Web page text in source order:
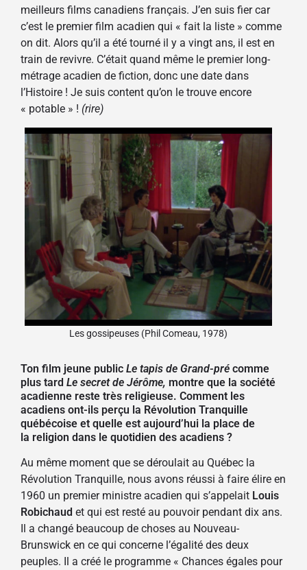
meilleurs films canadiens français. J’en suis fier car
c’est le premier film acadien qui « fait la liste » comme
on dit. Alors qu’il a été tourné il y a vingt ans, il est en
train de revivre. C’était quand même le premier long-
métrage acadien de fiction, donc une date dans
l’Histoire ! Je suis content qu’on le trouve encore
« potable » ! (rire)
Les gossipeuses (Phil Comeau, 1978)
Ton film jeune public Le tapis de Grand-pré comme
plus tard Le secret de Jérôme, montre que la société
acadienne reste très religieuse. Comment les
acadiens ont-ils perçu la Révolution Tranquille
québécoise et quelle est aujourd’hui la place de
la religion dans le quotidien des acadiens ?
Au même moment que se déroulait au Québec la
Révolution Tranquille, nous avons réussi à faire élire en
1960 un premier ministre acadien qui s’appelait Louis
Robichaud et qui est resté au pouvoir pendant dix ans.
Il a changé beaucoup de choses au Nouveau-
Brunswick en ce qui concerne l’égalité des deux
peuples. Il a créé le programme « Chances égales pour